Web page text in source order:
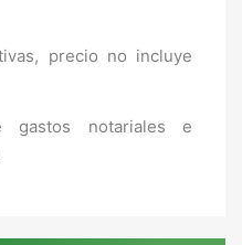
precio no incluye
notariales e